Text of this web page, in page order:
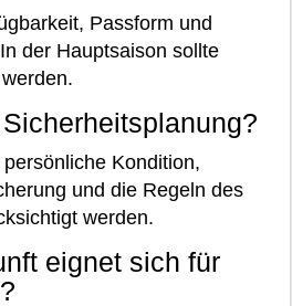
Passform und
der Hauptsaison sollte
Kondition,
und die Regeln des
werden.
eignet sich für